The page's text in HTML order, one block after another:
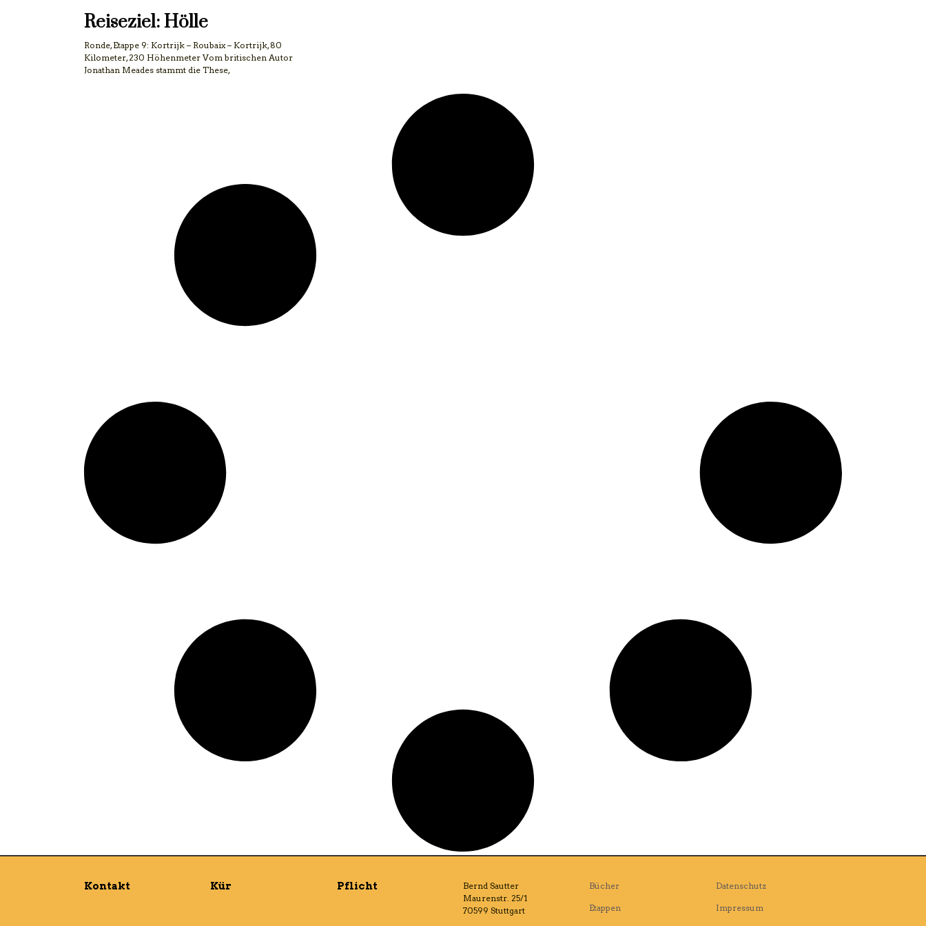
Reiseziel: Hölle
Ronde, Etappe 9: Kortrijk – Roubaix – Kortrijk, 80
Kilometer, 230 Höhenmeter Vom britischen Autor
Jonathan Meades stammt die These,
Kontakt Kür Pflicht
Bernd Sautter
Maurenstr. 25/1
70599 Stuttgart
Bücher
Etappen
Datenschutz
Impressum